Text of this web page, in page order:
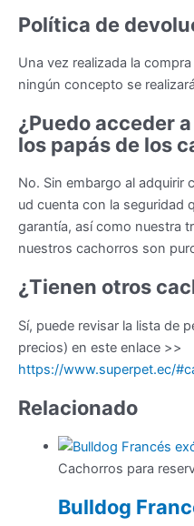
Política de
Una vez realizada la
ningún concepto se
¿Puedo acceder
los papás de los
No. Sin embargo al adquirir
ud cuenta con la seguridad
garantía, así como nuestra
nuestros cachorros son
¿Tienen otros
Sí, puede revisar la lista de
precios) en este enlace >>
https://www.superpet.ec/
Relacionado
Cachorros para
Bulldog